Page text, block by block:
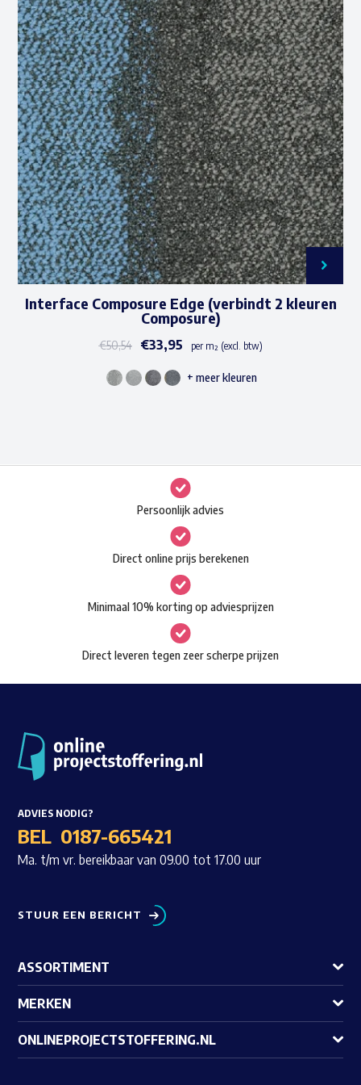
variaties.
Deze
optie
kan
gekozen
worden
op
de
productpagina
Interface Composure Edge (verbindt 2 kleuren
Composure)
€50,54 €33,95 per m² (excl. btw)
Dit
variaties.
Deze
optie
kan
gekozen
worden
op
de
productpagina
+ meer kleuren
Persoonlijk advies
Direct online prijs berekenen
Minimaal 10% korting op adviesprijzen
Direct leveren tegen zeer scherpe prijzen
ADVIES NODIG?
BEL 0187-665421
Ma. t/m vr. bereikbaar van 09.00 tot 17.00 uur
STUUR EEN BERICHT
ASSORTIMENT
MERKEN
ONLINEPROJECTSTOFFERING.NL